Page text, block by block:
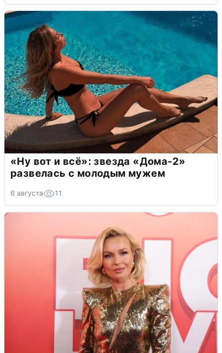
«Ну вот и всё»: звезда «Дома-2»
развелась с молодым мужем
6 августа 11